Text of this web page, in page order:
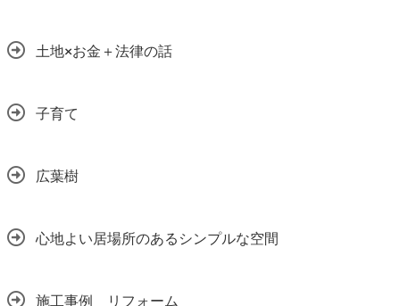
土地×お金＋法律の話
子育て
広葉樹
心地よい居場所のあるシンプルな空間
施工事例 リフォーム